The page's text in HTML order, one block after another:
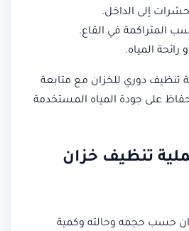
إلى الداخل.
المتراكمة في القاع.
رائحة المياه.
تنظيف دوري للخزان مع متابعة
على جودة المياه المستخدمة
تنظيف خزان
حسب حجمه وحالته وكمية